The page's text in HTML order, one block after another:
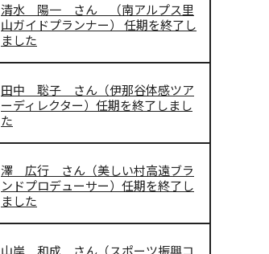
清水 陽一 さん （南アルプス里
山ガイドプランナー） 任期を終了し
ました
田中 聡子 さん（伊那谷体感ツア
ーディレクター）任期を終了しまし
た
澤 広行 さん（美しい村高遠ブラ
ンドプロデューサー）任期を終了し
ました
山岸 和成 さん（スポーツ振興コ